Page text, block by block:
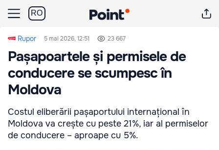
RO
Rupor 5 mai 2026, 12:51 23 667
Pașapoartele și permisele de
conducere se scumpesc în
Moldova
Costul eliberării pașaportului internațional în
Moldova va crește cu peste 21%, iar al permiselor
de conducere – aproape cu 5%.